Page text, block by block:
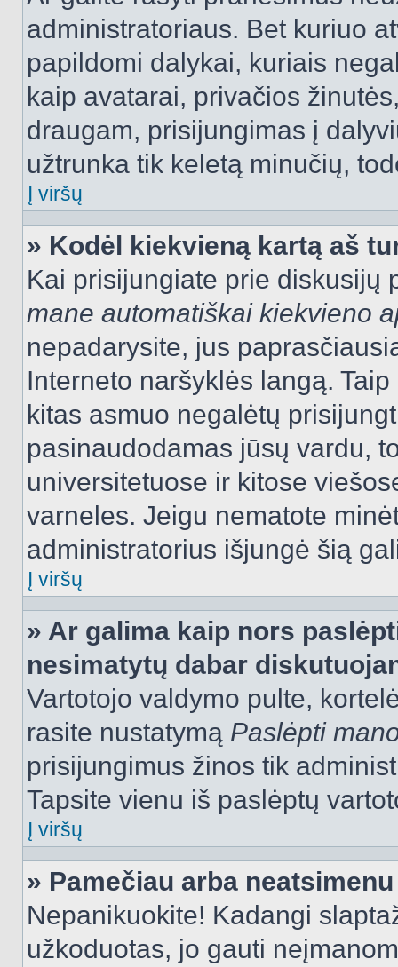
administratoriaus. Bet kuriuo
papildomi dalykai, kuriais
kaip avatarai, privačios
draugam, prisijungimas į
užtrunka tik keletą minučių,
Į viršų
» Kodėl kiekvieną kartą aš
Kai prisijungiate prie diskusijų
mane automatiškai kiekvieno
nepadarysite, jus
Interneto naršyklės langą.
kitas asmuo negalėtų
pasinaudodamas jūsų vardu,
universitetuose ir kitose
varneles. Jeigu nematote
administratorius išjungė šią
Į viršų
» Ar galima kaip nors
nesimatytų dabar
Vartotojo valdymo pulte,
rasite nustatymą Paslėpti
prisijungimus žinos tik
Tapsite vienu iš paslėptų
Į viršų
» Pamečiau arba
Nepanikuokite! Kadangi
užkoduotas, jo gauti